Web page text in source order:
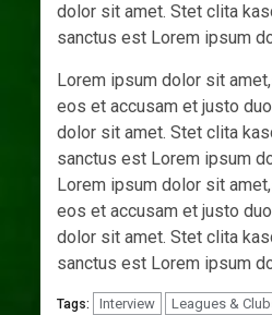
dolor sit amet. Stet clita
sanctus est Lorem ipsum
Lorem ipsum dolor sit
eos et accusam et justo
dolor sit amet. Stet clita
sanctus est Lorem ipsum
Lorem ipsum dolor sit
eos et accusam et justo
dolor sit amet. Stet clita
sanctus est Lorem ipsum
Tags: Interview Leagues &